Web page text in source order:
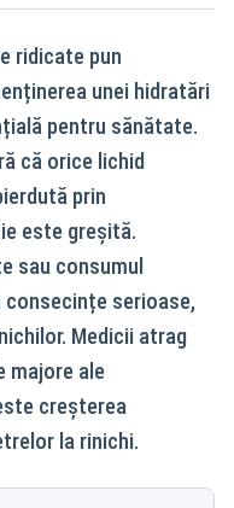
ridicate pun
unei hidratări
pentru sănătate.
că orice lichid
prin
este greșită.
sau consumul
consecințe serioase,
Medicii atrag
majore ale
creșterea
la rinichi.